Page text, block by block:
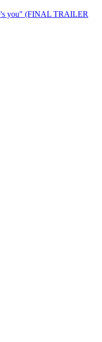
you" (FINAL TRAILER